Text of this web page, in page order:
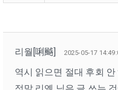
리월[唎䬂] 2025-05-17
역시 읽으면 절대 후회